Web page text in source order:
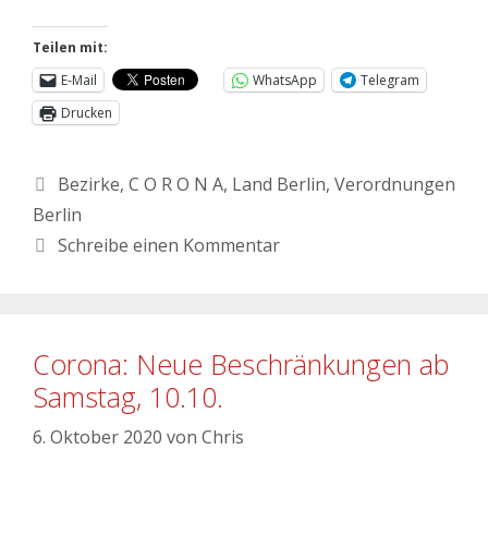
Teilen mit:
E-Mail
WhatsApp
Telegram
Drucken
Bezirke, C O R O N A, Land Berlin, Verordnungen
Berlin
Schreibe einen Kommentar
Corona: Neue Beschränkungen ab
Samstag, 10.10.
6. Oktober 2020 von Chris